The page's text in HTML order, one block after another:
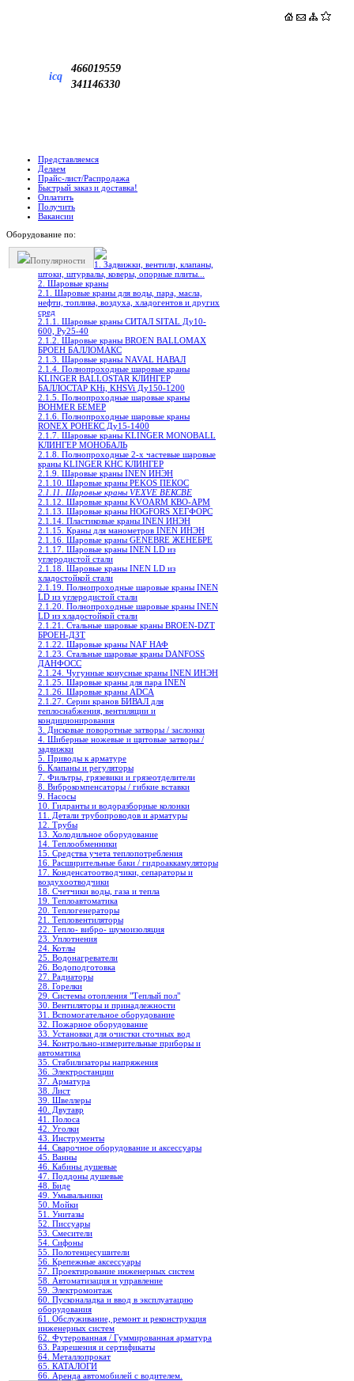
icq
466019559
341146330
Представляемся
Делаем
Прайс-лист/Распродажа
Быстрый заказ и доставка!
Оплатить
Получить
Вакансии
Оборудование по:
Популярности
1. Задвижки, вентили, клапаны,
штоки, штурвалы, коверы, опорные плиты...
2. Шаровые краны
2.1. Шаровые краны для воды, пара, масла,
нефти, топлива, воздуха, хладогентов и других
сред
2.1.1. Шаровые краны СИТАЛ SITAL Ду10-
600, Ру25-40
2.1.2. Шаровые краны BROEN BALLOMAX
БРОЕН БАЛЛОМАКС
2.1.3. Шаровые краны NAVAL НАВАЛ
2.1.4. Полнопроходные шаровые краны
KLINGER BALLOSTAR КЛИНГЕР
БАЛЛОСТАР KHi, KHSVi Ду150-1200
2.1.5. Полнопроходные шаровые краны
BOHMER БЕМЕР
2.1.6. Полнопроходные шаровые краны
RONEX РОНЕКС Ду15-1400
2.1.7. Шаровые краны KLINGER MONOBALL
КЛИНГЕР МОНОБАЛЬ
2.1.8. Полнопроходные 2-х частевые шаровые
краны KLINGER KHC КЛИНГЕР
2.1.9. Шаровые краны INEN ИНЭН
2.1.10. Шаровые краны PEKOS ПЕКОС
2.1.11. Шаровые краны VEXVE ВЕКСВЕ
2.1.12. Шаровые краны KVOARM КВО-АРМ
2.1.13. Шаровые краны HOGFORS ХЕГФОРС
2.1.14. Пластиковые краны INEN ИНЭН
2.1.15. Краны для манометров INEN ИНЭН
2.1.16. Шаровые краны GENEBRE ЖЕНЕБРЕ
2.1.17. Шаровые краны INEN LD из
углеродистой стали
2.1.18. Шаровые краны INEN LD из
хладостойкой стали
2.1.19. Полнопроходные шаровые краны INEN
LD из углеродистой стали
2.1.20. Полнопроходные шаровые краны INEN
LD из хладостойкой стали
2.1.21. Стальные шаровые краны BROEN-DZT
БРОЕН-ДЗТ
2.1.22. Шаровые краны NAF НАФ
2.1.23. Стальные шаровые краны DANFOSS
ДАНФОСС
2.1.24. Чугунные конусные краны INEN ИНЭН
2.1.25. Шаровые краны для пара INEN
2.1.26. Шаровые краны ADCA
2.1.27. Серии кранов БИВАЛ для
теплоснабжения, вентиляции и
кондиционирования
3. Дисковые поворотные затворы / заслонки
4. Шиберные ножевые и щитовые затворы /
задвижки
5. Приводы к арматуре
6. Клапаны и регуляторы
7. Фильтры, грязевики и грязеотделители
8. Виброкомпенсаторы / гибкие вставки
9. Насосы
10. Гидранты и водоразборные колонки
11. Детали трубопроводов и арматуры
12. Трубы
13. Холодильное oборудование
14. Теплообменники
15. Средства учета теплопотребления
16. Расширительные баки / гидроаккамуляторы
17. Конденсатоотводчики, сепараторы и
воздухоотводчики
18. Счетчики воды, газа и тепла
19. Теплоавтоматика
20. Теплогенераторы
21. Тепловентиляторы
22. Тепло- вибро- шумоизоляция
23. Уплотнения
24. Котлы
25. Водонагреватели
26. Водоподготовка
27. Радиаторы
28. Горелки
29. Системы отопления "Теплый пол"
30. Вентиляторы и принадлежности
31. Вспомогательное оборудование
32. Пожарное оборудование
33. Установки для очистки сточных вод
34. Контрольно-измерительные приборы и
автоматика
35. Стабилизаторы напряжения
36. Электростанции
37. Арматура
38. Лист
39. Швеллеры
40. Двутавр
41. Полоса
42. Уголки
43. Инструменты
44. Сварочное оборудование и аксессуары
45. Ванны
46. Кабины душевые
47. Поддоны душевые
48. Биде
49. Умывальники
50. Мойки
51. Унитазы
52. Писсуары
53. Смесители
54. Сифоны
55. Полотенцесушители
56. Крепежные аксессуары
57. Проектирование инженерных систем
58. Автоматизация и управление
59. Электромонтаж
60. Пусконаладка и ввод в эксплуатацию
оборудования
61. Обслуживание, ремонт и реконструкция
инженерных систем
62. Футерованная / Гуммированная арматура
63. Разрешения и сертификаты
64. Металлопрокат
65. КАТАЛОГИ
66. Аренда автомобилей с водителем.